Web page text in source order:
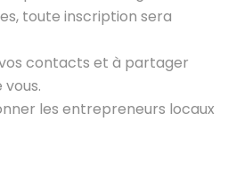
toute inscription sera
contacts et à partager
les entrepreneurs locaux